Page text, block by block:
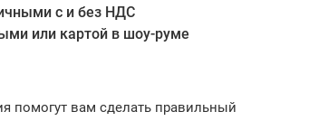
с и без НДС
или картой в шоу-руме
помогут вам сделать правильный